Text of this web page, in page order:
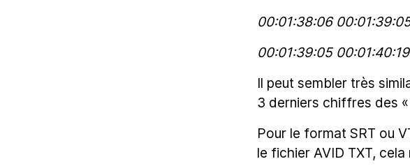
00:01:38:06
00:01:39:05
Il peut sembler très
3 derniers chiffres des
Pour le format SRT ou
le fichier AVID TXT,